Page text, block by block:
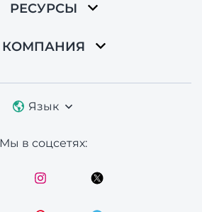
РЕСУРСЫ
КОМПАНИЯ
Язык
Мы в соцсетях: